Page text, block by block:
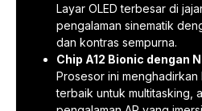
Layar OLED terbesar di
pengalaman sinematik
dan kontras sempurna.
Chip A12 Bionic dengan
Prosesor ini
terbaik untuk multitasking,